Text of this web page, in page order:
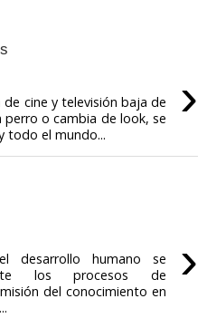
›
cine y televisión baja de
o cambia de look, se
todo el mundo...
›
desarrollo humano se
los procesos de
del conocimiento en